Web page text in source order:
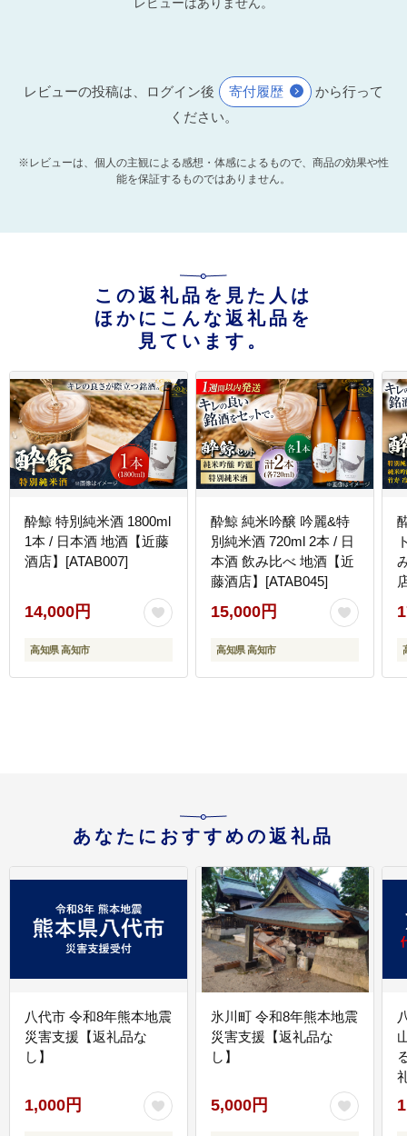
レビューの投稿は、ログイン後 寄付履歴
から行って
ください。
※レビューは、個人の主観による感想・体感によるもので、商品の効果や性
能を保証するものではありません。
この返礼品を見た人は
ほかにこんな返礼品を
見ています。
酔鯨 特別純米酒 1800ml
1本 / 日本酒 地酒【近藤
酒店】[ATAB007]
14,000円
高知県 高知市
酔鯨 純米吟醸 吟麗&特
別純米酒 720ml 2本 / 日
本酒 飲み比べ 地酒【近
藤酒店】[ATAB045]
15,000円
高知県 高知市
あなたにおすすめの返礼品
八代市 令和8年熊本地震
災害支援【返礼品な
し】
1,000円
氷川町 令和8年熊本地震
災害支援【返礼品な
し】
5,000円